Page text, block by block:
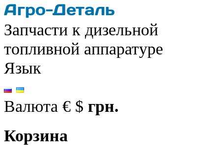
Запчасти к дизельной
топливной аппаратуре
Язык
Валюта € $ грн.
Корзина